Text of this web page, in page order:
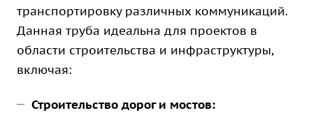
транспортировку различных коммуникаций.
Данная труба идеальна для проектов в
области строительства и инфраструктуры,
включая:
Строительство дорог и мостов: